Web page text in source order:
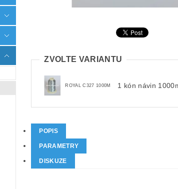
ZVOLTE VARIANTU
ROYAL C327 1000M 1 kón návin
POPIS
PARAMETRY
DISKUZE